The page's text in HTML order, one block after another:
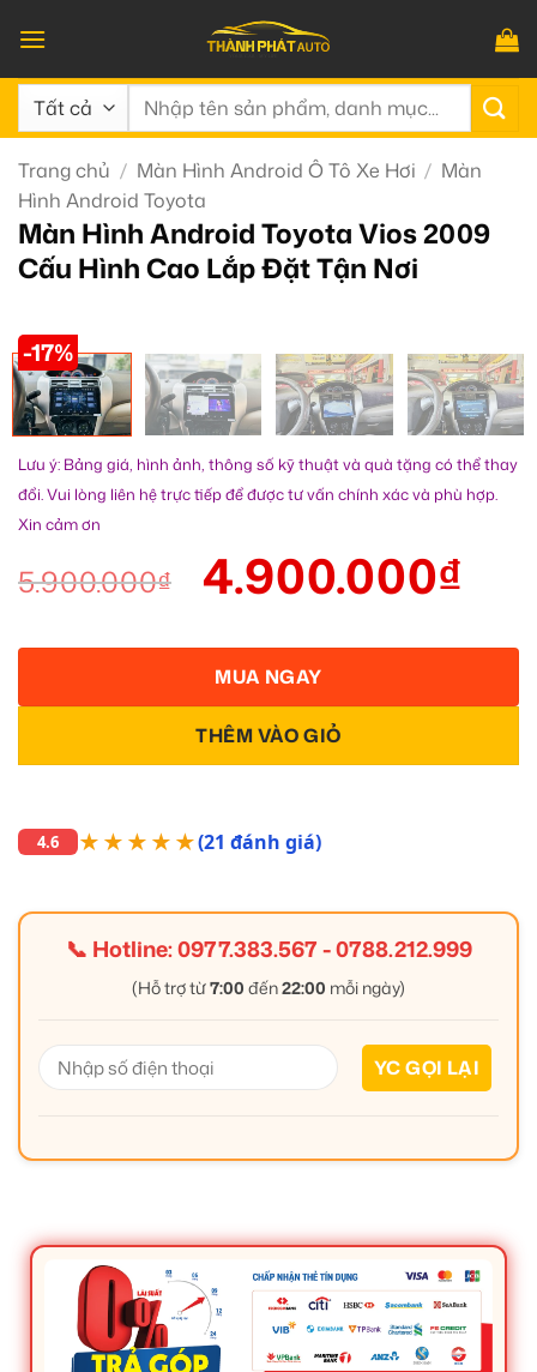
qua
nội
dung
Tìm
Trang chủ / Màn Hình Android Ô Tô Xe Hơi / Màn
Hình Android Toyota
Màn Hình Android Toyota Vios 2009
Cấu Hình Cao Lắp Đặt Tận Nơi
-17%
Lưu ý: Bảng giá, hình ảnh, thông số kỹ thuật và quà tặng có thể thay
đổi. Vui lòng liên hệ trực tiếp để được tư vấn chính xác và phù hợp.
Xin cảm ơn
5.900.000₫ 4.900.000₫
THÊM VÀO GIỎ
MUA NGAY
4.6 ★★★★★(21 đánh giá)
📞 Hotline:0977.383.567-0788.212.999
(Hỗ trợ từ7:00 đến22:00 mỗi ngày)